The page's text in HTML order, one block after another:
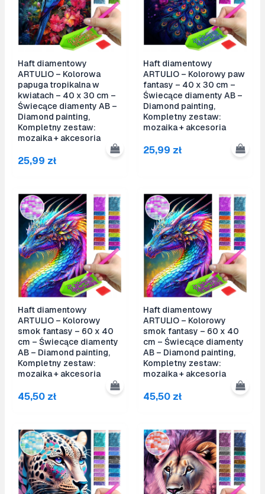
Haft diamentowy
ARTULIO – Kolorowa
papuga tropikalna w
kwiatach – 40 x 30 cm –
Świecące diamenty AB –
Diamond painting,
Kompletny zestaw:
mozaika + akcesoria
25,99 zł
Haft diamentowy
ARTULIO – Kolorowy paw
fantasy – 40 x 30 cm –
Świecące diamenty AB –
Diamond painting,
Kompletny zestaw:
mozaika + akcesoria
25,99 zł
Haft diamentowy
ARTULIO – Kolorowy
smok fantasy – 60 x 40
cm – Świecące diamenty
AB – Diamond painting,
Kompletny zestaw:
mozaika + akcesoria
45,50 zł
Haft diamentowy
ARTULIO – Kolorowy
smok fantasy – 60 x 40
cm – Świecące diamenty
AB – Diamond painting,
Kompletny zestaw:
mozaika + akcesoria
45,50 zł